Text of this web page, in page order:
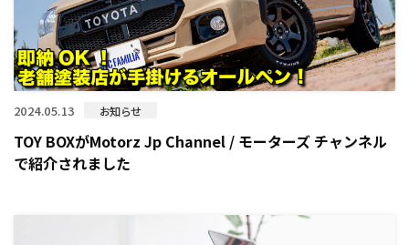
2024.05.13 お知らせ
TOY BOXがMotorz Jp Channel / モーターズ チャンネル
で紹介されました